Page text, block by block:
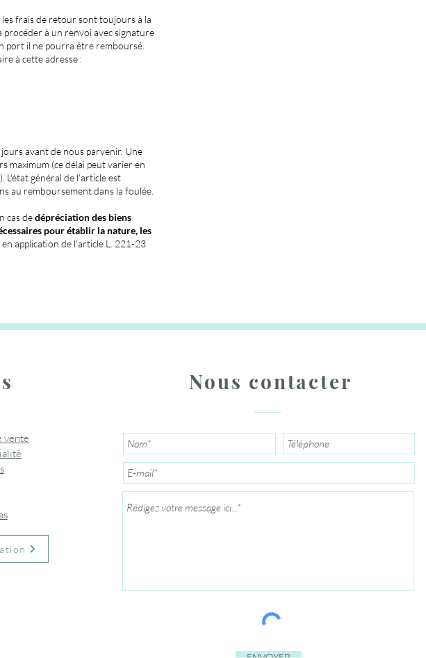
frais de retour sont toujours à la
à un renvoi avec signature
port il ne pourra être remboursé.
à cette adresse :
avant de nous parvenir. Une
maximum (ce délai peut varier en
général de l’article est
au remboursement dans la foulée.
cas dedépréciation des biens
pour établir la nature, les
en application de l’article L. 221-23
vente
Nous contacter